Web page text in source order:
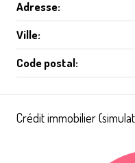
Adresse:
Ville:
Code postal:
Crédit immobilier